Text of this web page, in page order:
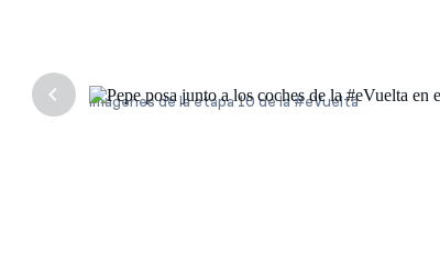
Imágenes de la etapa 10 de la #eVuelta